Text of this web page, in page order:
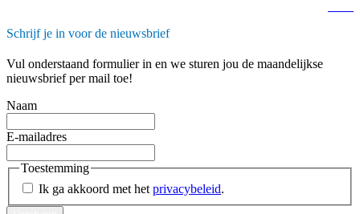
Schrijf je in voor de nieuwsbrief
Vul onderstaand formulier in en we sturen jou de maandelijkse
nieuwsbrief per mail toe!
Naam
E-mailadres
Toestemming
Ik ga akkoord met het privacybeleid.